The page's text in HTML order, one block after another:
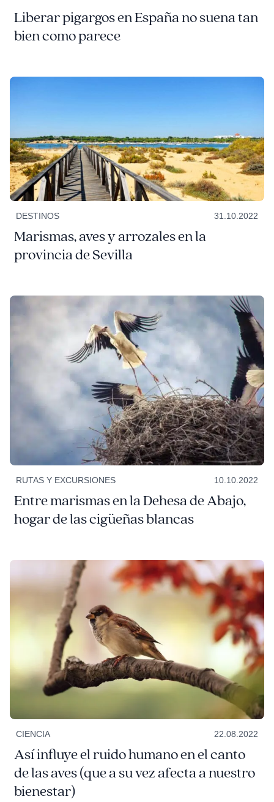
Liberar pigargos en España no suena tan
bien como parece
DESTINOS 31.10.2022
Marismas, aves y arrozales en la
provincia de Sevilla
RUTAS Y EXCURSIONES 10.10.2022
Entre marismas en la Dehesa de Abajo,
hogar de las cigüeñas blancas
CIENCIA 22.08.2022
Así influye el ruido humano en el canto
de las aves (que a su vez afecta a nuestro
bienestar)